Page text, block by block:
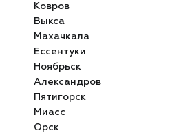
Ковров
Выкса
Махачкала
Ессентуки
Ноябрьск
Александров
Пятигорск
Миасс
Орск